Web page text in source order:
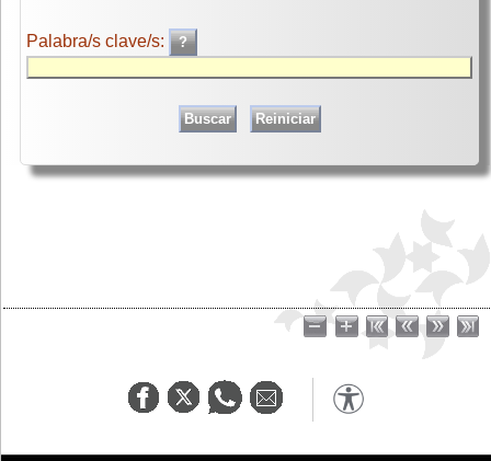
Palabra/s clave/s: